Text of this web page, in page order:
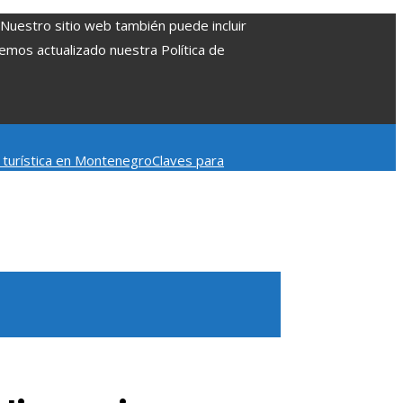
sitio web también puede incluir
actualizado nuestra Política de
en MontenegroClaves para